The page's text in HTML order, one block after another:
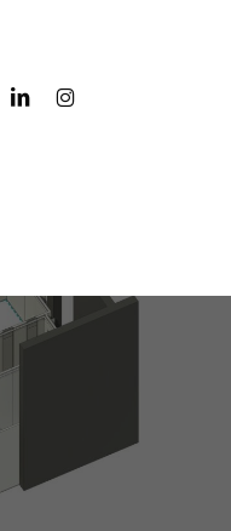
linkedininstagram